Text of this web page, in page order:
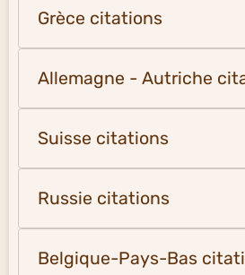
Grèce citations
Allemagne - Autriche
Suisse citations
Russie citations
Belgique-Pays-Bas